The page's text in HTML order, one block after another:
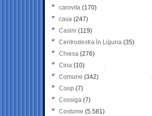
carovita (170)
casa (247)
Casini (119)
Centrodestra in Liguria (35)
Chiesa (276)
Cina (10)
Comune (342)
Coop (7)
Cossiga (7)
Costume (5.581)